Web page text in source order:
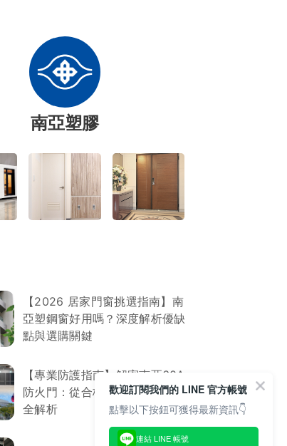
南亞塑膠
【2026 居家門窗挑選指南】南
亞塑鋼窗好用嗎？深度解析優缺
點與選購關鍵
【專業防護指南】解密南亞60A
防火門：從合格標章到安裝維護
全解析
歡迎訂閱我們的 LINE 官方帳號
點擊以下按鈕可獲得最新資訊👇
連結 LINE 帳號